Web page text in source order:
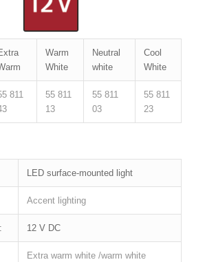
Warm
White
Neutral
white
Cool
White
811
55 811
13
55 811
03
55 811
23
LED surface-mounted light
Accent lighting
12 V DC
Extra warm white /warm white